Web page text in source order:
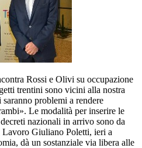
Rossi e Olivi su occupazione
trentini sono vicini alla nostra
problemi a rendere
Le modalità per inserire le
nazionali in arrivo sono da
Giuliano Poletti, ieri a
dà un sostanziale via libera alle